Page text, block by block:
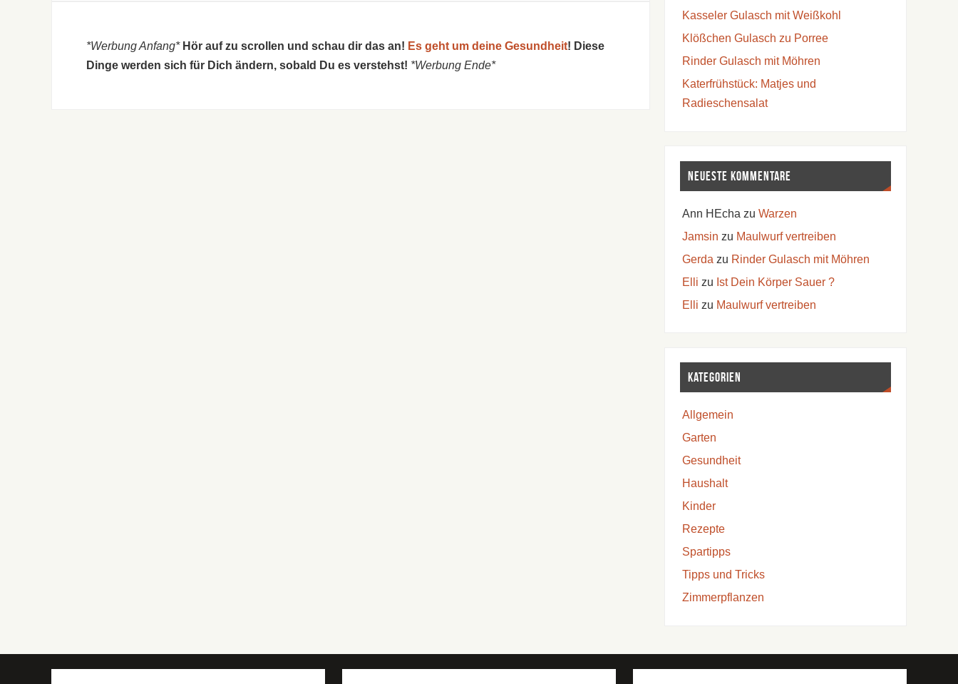
*Werbung Anfang* Hör auf zu scrollen und schau dir das an! Es geht um deine Gesundheit! Diese
Dinge werden sich für Dich ändern, sobald Du es verstehst! *Werbung Ende*
Kasseler Gulasch mit Weißkohl
Klößchen Gulasch zu Porree
Rinder Gulasch mit Möhren
Katerfrühstück: Matjes und
Radieschensalat
Neueste Kommentare
Ann HEcha zu Warzen
Jamsin zu Maulwurf vertreiben
Gerda zu Rinder Gulasch mit Möhren
Elli zu Ist Dein Körper Sauer ?
Elli zu Maulwurf vertreiben
Kategorien
Allgemein
Garten
Gesundheit
Haushalt
Kinder
Rezepte
Spartipps
Tipps und Tricks
Zimmerpflanzen